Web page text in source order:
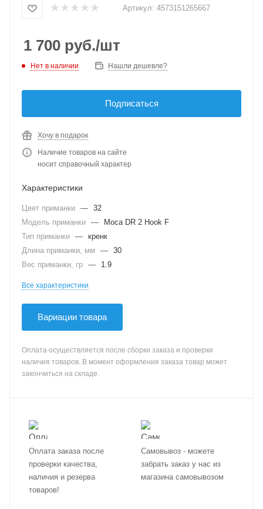
Артикул: 4573151265667
1 700 руб./шт
Нет в наличии Нашли дешевле?
Подписаться
Хочу в подарок
Наличие товаров на сайте
носит справочный характер
Характеристики
Цвет приманки — 32
Модель приманки —
Moca DR 2 Hook F
Тип приманки — кренк
Длина приманки, мм
— 30
Вес приманки, гр — 1.9
Все характеристики
Вариации товара
Оплата осуществляется после сборки заказа и проверки
наличия товаров. В момент оформления заказа товар может
закончиться на складе.
Оплата заказа после
проверки качества,
наличия и резерва
товаров!
Самовывоз - можете
забрать заказ у нас из
магазина самовывозом